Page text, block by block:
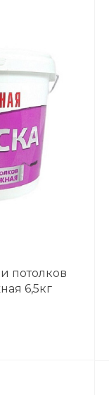
потолков
6,5кг